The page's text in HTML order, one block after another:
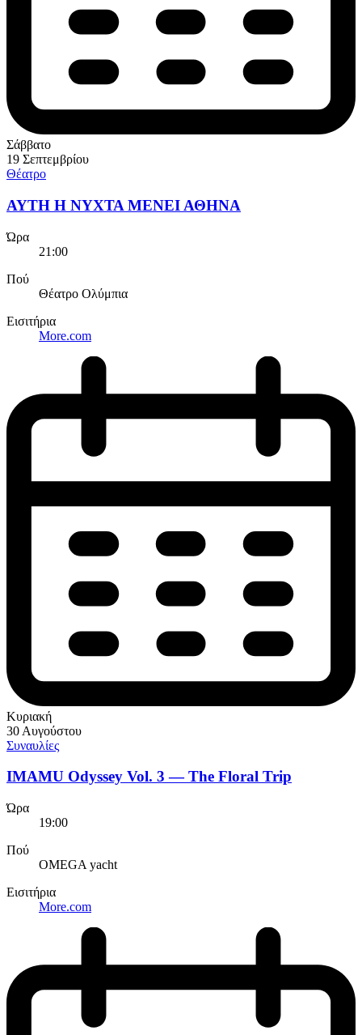
Σάββατο
19 Σεπτεμβρίου
Θέατρο
ΑΥΤΗ Η ΝΥΧΤΑ ΜΕΝΕΙ ΑΘΗΝΑ
Ώρα
21:00
Πού
Θέατρο Ολύμπια
Εισιτήρια
More.com
Κυριακή
30 Αυγούστου
Συναυλίες
IMAMU Odyssey Vol. 3 — The Floral Trip
Ώρα
19:00
Πού
OMEGA yacht
Εισιτήρια
More.com